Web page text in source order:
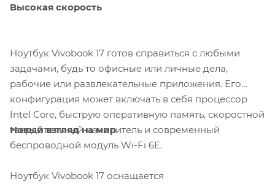
Высокая скорость
Ноутбук Vivobook 17 готов справиться с любыми
задачами, будь то офисные или личные дела,
рабочие или развлекательные приложения. Его
конфигурация может включать в себя процессор
Intel Core, быструю оперативную память, скоростной
твердотельный накопитель и современный
беспроводной модуль Wi-Fi 6E.
Новый взгляд на мир
Ноутбук Vivobook 17 оснащается